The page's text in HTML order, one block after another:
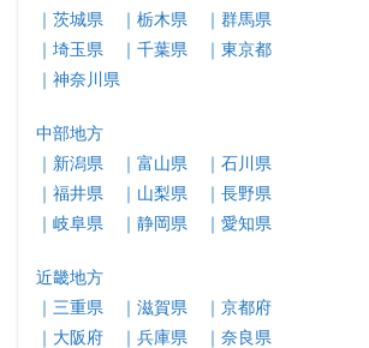
｜茨城県
｜栃木県
｜群馬県
｜埼玉県
｜千葉県
｜東京都
｜神奈川県
中部地方
｜新潟県
｜富山県
｜石川県
｜福井県
｜山梨県
｜長野県
｜岐阜県
｜静岡県 ｜愛知県
近畿地方
｜三重県
｜滋賀県
｜京都府
｜大阪府
｜兵庫県
｜奈良県